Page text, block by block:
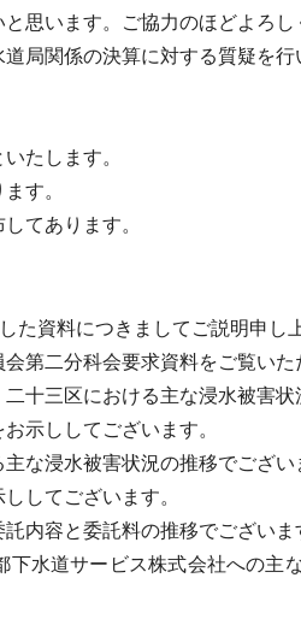
思います。ご協力のほどよろし
局関係の決算に対する質疑を行
たします。
す。
てあります。
資料につきましてご説明申し
第二分科会要求資料をご覧いた
十三区における主な浸水被害状
示ししてございます。
な浸水被害状況の推移でござい
してございます。
内容と委託料の推移でございま
水道サービス株式会社への主